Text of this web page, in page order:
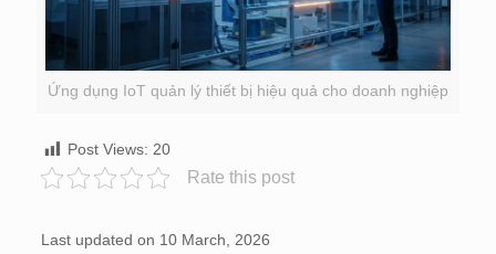
Ứng dụng IoT quản lý thiết bị hiệu quả cho doanh nghiệp
Post Views: 20
Rate this post
Last updated on 10 March, 2026